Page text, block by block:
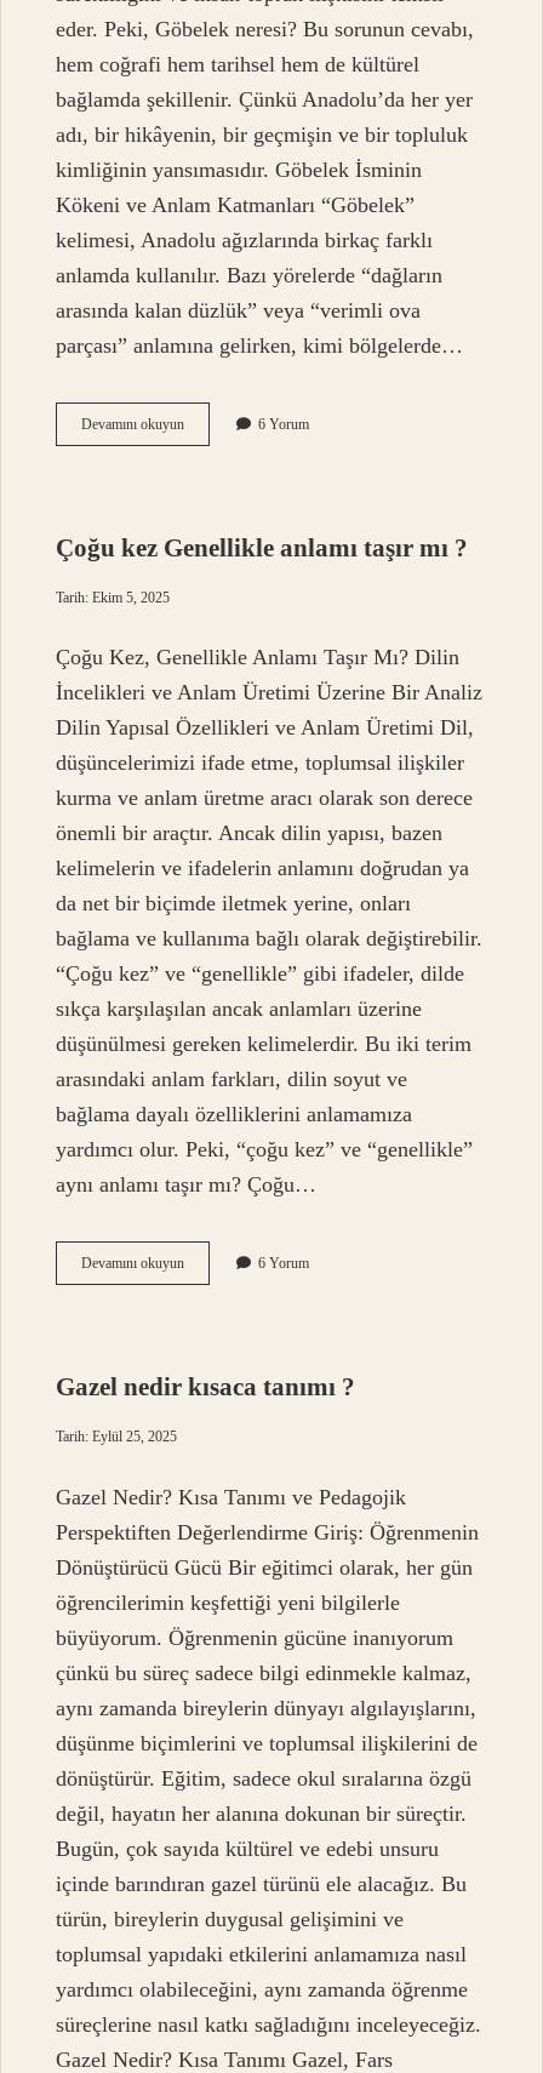
eder. Peki, Göbelek neresi? Bu sorunun cevabı,
hem coğrafi hem tarihsel hem de kültürel
bağlamda şekillenir. Çünkü Anadolu’da her yer
adı, bir hikâyenin, bir geçmişin ve bir topluluk
kimliğinin yansımasıdır. Göbelek İsminin
Kökeni ve Anlam Katmanları “Göbelek”
kelimesi, Anadolu ağızlarında birkaç farklı
anlamda kullanılır. Bazı yörelerde “dağların
arasında kalan düzlük” veya “verimli ova
parçası” anlamına gelirken, kimi bölgelerde…
Devamını okuyunGöbelek
neresi
6 Yorum
Çoğu kez Genellikle anlamı taşır mı ?
Tarih: Ekim 5, 2025
Çoğu Kez, Genellikle Anlamı Taşır Mı? Dilin
İncelikleri ve Anlam Üretimi Üzerine Bir Analiz
Dilin Yapısal Özellikleri ve Anlam Üretimi Dil,
düşüncelerimizi ifade etme, toplumsal ilişkiler
kurma ve anlam üretme aracı olarak son derece
önemli bir araçtır. Ancak dilin yapısı, bazen
kelimelerin ve ifadelerin anlamını doğrudan ya
da net bir biçimde iletmek yerine, onları
bağlama ve kullanıma bağlı olarak değiştirebilir.
“Çoğu kez” ve “genellikle” gibi ifadeler, dilde
sıkça karşılaşılan ancak anlamları üzerine
düşünülmesi gereken kelimelerdir. Bu iki terim
arasındaki anlam farkları, dilin soyut ve
bağlama dayalı özelliklerini anlamamıza
yardımcı olur. Peki, “çoğu kez” ve “genellikle”
aynı anlamı taşır mı? Çoğu…
Devamını okuyunÇoğu
kez
?
6 Yorum
Gazel nedir kısaca tanımı ?
Tarih: Eylül 25, 2025
Gazel Nedir? Kısa Tanımı ve Pedagojik
Perspektiften Değerlendirme Giriş: Öğrenmenin
Dönüştürücü Gücü Bir eğitimci olarak, her gün
öğrencilerimin keşfettiği yeni bilgilerle
büyüyorum. Öğrenmenin gücüne inanıyorum
çünkü bu süreç sadece bilgi edinmekle kalmaz,
aynı zamanda bireylerin dünyayı algılayışlarını,
düşünme biçimlerini ve toplumsal ilişkilerini de
dönüştürür. Eğitim, sadece okul sıralarına özgü
değil, hayatın her alanına dokunan bir süreçtir.
Bugün, çok sayıda kültürel ve edebi unsuru
içinde barındıran gazel türünü ele alacağız. Bu
türün, bireylerin duygusal gelişimini ve
toplumsal yapıdaki etkilerini anlamamıza nasıl
yardımcı olabileceğini, aynı zamanda öğrenme
süreçlerine nasıl katkı sağladığını inceleyeceğiz.
Gazel Nedir? Kısa Tanımı Gazel, Fars